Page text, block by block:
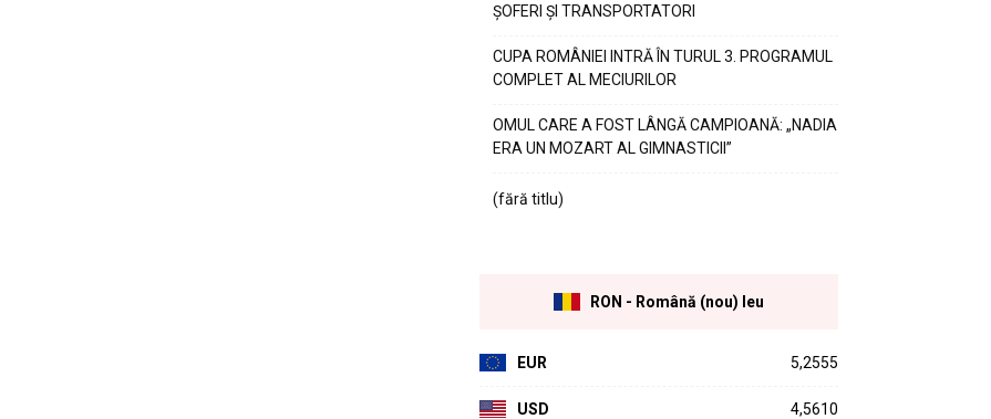
ȘOFERI ȘI TRANSPORTATORI
CUPA ROMÂNIEI INTRĂ ÎN TURUL 3. PROGRAMUL
COMPLET AL MECIURILOR
OMUL CARE A FOST LÂNGĂ CAMPIOANĂ: „NADIA
ERA UN MOZART AL GIMNASTICII”
(fără titlu)
RON - Română (nou) leu
EUR 5,2555
USD 4,5610